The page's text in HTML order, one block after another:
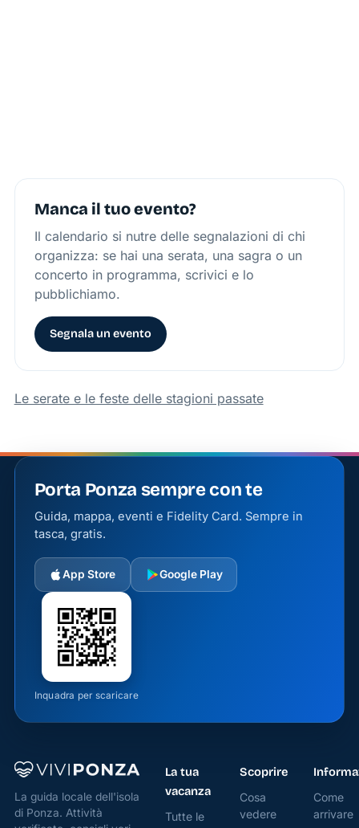
Manca il tuo evento?
Il calendario si nutre delle segnalazioni di chi
organizza: se hai una serata, una sagra o un
concerto in programma, scrivici e lo
pubblichiamo.
Segnala un evento
Le serate e le feste delle stagioni passate
Porta Ponza sempre con te
Guida, mappa, eventi e Fidelity Card. Sempre in
tasca, gratis.
App Store Google Play
Inquadra per scaricare
La guida locale dell'isola
di Ponza. Attività
La tua
vacanza
Tutte le
Scoprire
Cosa
vedere
Come
arrivare